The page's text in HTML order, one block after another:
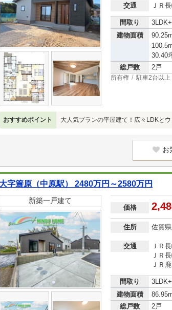
交通 ＪＲ
間取り
建物面積
30.40
総戸数
2戸
所有権 駐車2台以上
おすすめポイント 大人気プランの平屋建て！広々LDKと
お
大字簑原（中原駅） 2480万円～2580万円
新築一戸建て
価格
住所 佐賀
交通
ＪＲ
ＪＲ
ＪＲ
間取り
建物面積
総戸数 2戸